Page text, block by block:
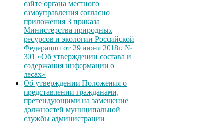
сайте органа местного
самоуправления согласно
приложения 3 приказа
Министерства природных
ресурсов и экологии Российской
Федерации от 29 июня 2018г. №
301 «Об утверждении состава и
содержания информации о
лесах»
Об утверждении Положения о
представлении гражданами,
претендующими на замещение
должностей муниципальной
службы администрации